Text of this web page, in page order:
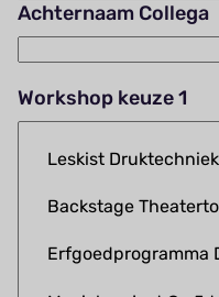
Achternaam Collega
Workshop keuze 1